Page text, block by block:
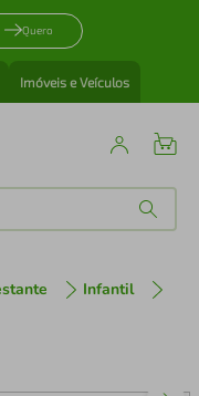
Quero
Imóveis e Veículos
Infantil